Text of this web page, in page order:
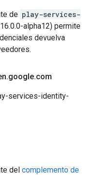
de play-services-
alpha12) permite
devuelva
.google.com
services-identity-
del complemento de